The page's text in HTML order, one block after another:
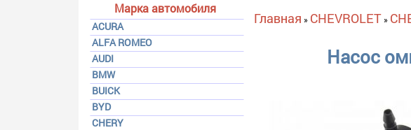
Марка автомобиля
ACURA
ALFA ROMEO
AUDI
BMW
BUICK
BYD
CHERY
Вы здесь
Главная » CHEVROLET»
Насос